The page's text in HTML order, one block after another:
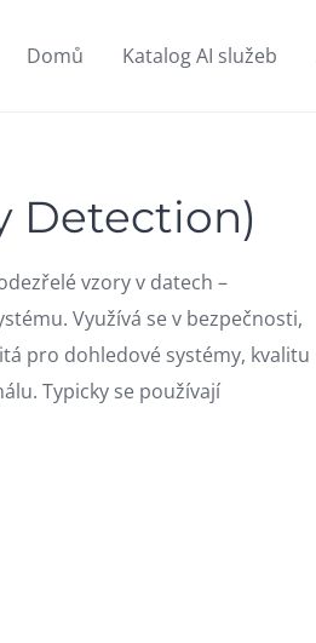
Domů Katalog AI služeb
Detection)
vzory v datech –
Využívá se v bezpečnosti,
pro dohledové systémy, kvalitu
Typicky se používají